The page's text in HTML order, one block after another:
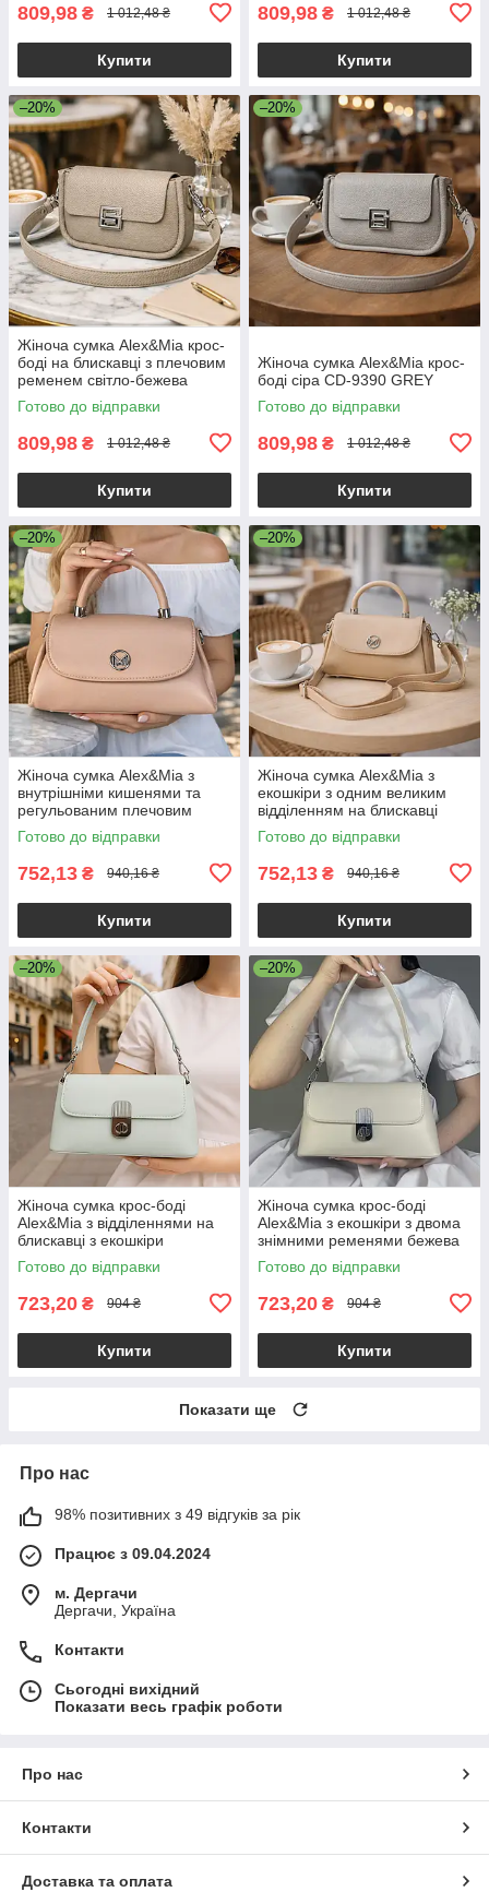
809,98 ₴ 1 012,48 ₴
Купити
809,98 ₴ 1 012,48 ₴
Купити
–20%
Жіноча сумка Alex&Mia крос-
боді на блискавці з плечовим
ременем світло-бежева
Готово до відправки
809,98 ₴ 1 012,48 ₴
Купити
–20%
Жіноча сумка Alex&Mia крос-
боді сіра CD-9390 GREY
Готово до відправки
809,98 ₴ 1 012,48 ₴
Купити
–20%
Жіноча сумка Alex&Mia з
внутрішніми кишенями та
регульованим плечовим
ременем рожева
Готово до відправки
752,13 ₴ 940,16 ₴
Купити
–20%
Жіноча сумка Alex&Mia з
екошкіри з одним великим
відділенням на блискавці
бежева
Готово до відправки
752,13 ₴ 940,16 ₴
Купити
–20%
Жіноча сумка крос-боді
Alex&Mia з відділеннями на
блискавці з екошкіри
блакитна
Готово до відправки
723,20 ₴ 904 ₴
Купити
–20%
Жіноча сумка крос-боді
Alex&Mia з екошкіри з двома
знімними ременями бежева
Готово до відправки
723,20 ₴ 904 ₴
Купити
Показати ще
Про нас
98% позитивних з 49 відгуків за рік
Працює з 09.04.2024
м. Дергачи
Дергачи, Україна
Контакти
Сьогодні вихідний
Показати весь графік роботи
Про нас
Контакти
Доставка та оплата